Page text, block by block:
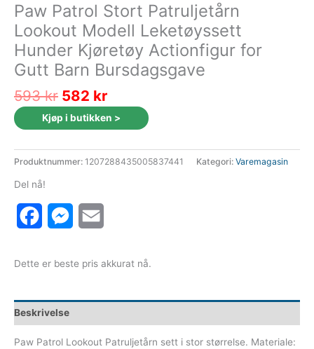
Paw Patrol Stort Patruljetårn
Lookout Modell Leketøyssett
Hunder Kjøretøy Actionfigur for
Gutt Barn Bursdagsgave
593kr Opprinnelig
pris
var:
582 krNåværende
pris
er:
Kjøp i butikken >
Produktnummer: 1207288435005837441 Kategori: Varemagasin
Del nå!
FacebookMessenger
Dette er beste pris akkurat nå.
Beskrivelse
Paw Patrol Lookout Patruljetårn sett i stor størrelse. Materiale: